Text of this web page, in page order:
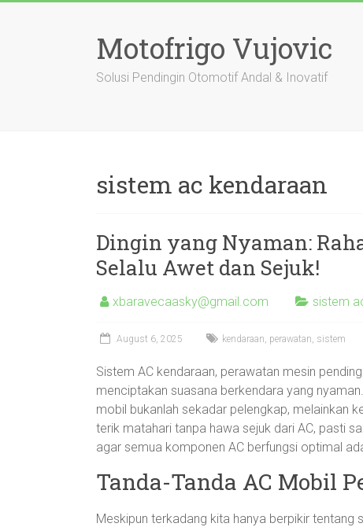
Motofrigo Vujovic
Solusi Pendingin Otomotif Andal & Inovatif
sistem ac kendaraan
Dingin yang Nyaman:
Selalu Awet dan Sejuk!
xbaravecaasky@gmail.com sistem
August 6, 2025 kendaraan, perawatan, sistem
Sistem AC kendaraan, perawatan mesin
menciptakan suasana berkendara yang
mobil bukanlah sekadar pelengkap, melainkan
terik matahari tanpa hawa sejuk dari AC, pasti
agar semua komponen AC berfungsi optimal
Tanda-Tanda AC Mobil
Meskipun terkadang kita hanya berpikir